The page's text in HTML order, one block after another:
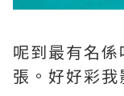
呢到最有名
張。好好彩我